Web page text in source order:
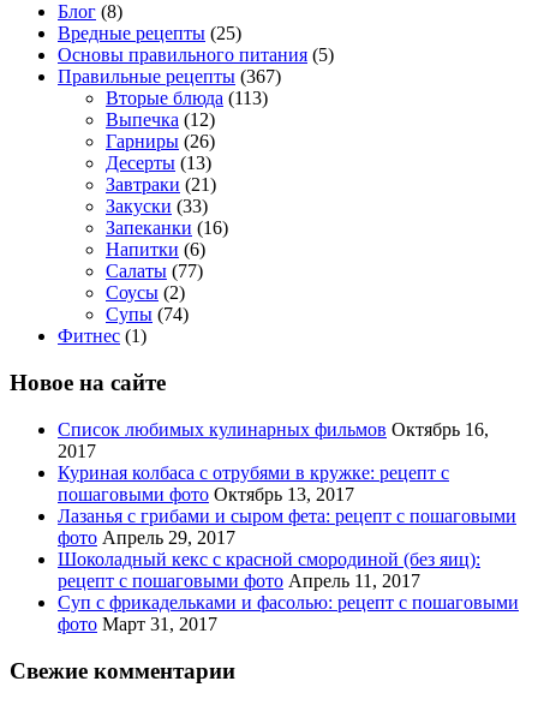
Блог (8)
Вредные рецепты (25)
Основы правильного питания (5)
Правильные рецепты (367)
Вторые блюда (113)
Выпечка (12)
Гарниры (26)
Десерты (13)
Завтраки (21)
Закуски (33)
Запеканки (16)
Напитки (6)
Салаты (77)
Соусы (2)
Супы (74)
Фитнес (1)
Новое на сайте
Список любимых кулинарных фильмов Октябрь 16,
2017
Куриная колбаса с отрубями в кружке: рецепт с
пошаговыми фото Октябрь 13, 2017
Лазанья с грибами и сыром фета: рецепт с пошаговыми
фото Апрель 29, 2017
Шоколадный кекс с красной смородиной (без яиц):
рецепт с пошаговыми фото Апрель 11, 2017
Суп с фрикадельками и фасолью: рецепт с пошаговыми
фото Март 31, 2017
Свежие комментарии